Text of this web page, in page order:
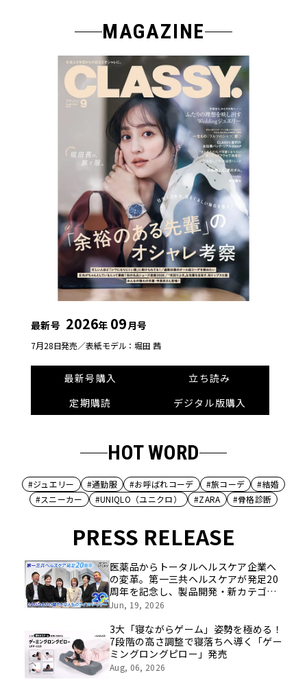
MAGAZINE
最新号 2026年 09月号
7月28日発売／表紙モデル：堀田 茜
最新号購入
立ち読み
定期購読
デジタル版購入
HOT WORD
#ジュエリー #通勤服 #お呼ばれコーデ #旅コーデ
#結婚
#スニーカー
#UNIQLO（ユニクロ） #ZARA #骨格診断
PRESS RELEASE
医薬品からトータルヘルスケア企業へ
の変革。第一三共ヘルスケアが発足20
周年を記念し、製品開発・新カテゴリ
挑戦の舞台や旧社統合時のエピソード
像を公開！
Jun, 19, 2026
3大「寝ながらゲーム」姿勢を極める！
7段階の高さ調整で寝落ちへ導く「ゲー
ミングロングピロー」発売
Aug, 06, 2026